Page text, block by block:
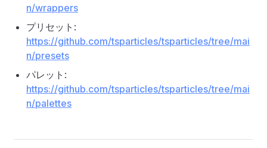
n/wrappers
プリセット:
https://github.com/tsparticles/tsparticles/tree/mai
n/presets
パレット:
https://github.com/tsparticles/tsparticles/tree/mai
n/palettes